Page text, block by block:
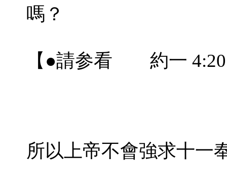
嗎？
【●請参看 約一
所以上帝不會強求十